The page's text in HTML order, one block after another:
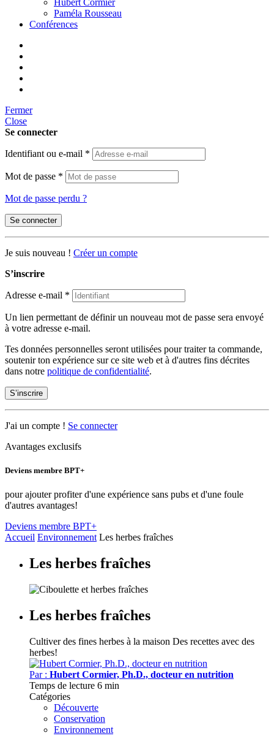
Hubert Cormier
Paméla Rousseau
Conférences
Fermer
Close
Se connecter
Identifiant ou e-mail *
Mot de passe *
Mot de passe perdu ?
Se connecter
Je suis nouveau ! Créer un compte
S’inscrire
Adresse e-mail *
Un lien permettant de définir un nouveau mot de passe sera envoyé
à votre adresse e-mail.
Tes données personnelles seront utilisées pour traiter ta commande,
soutenir ton expérience sur ce site web et à d'autres fins décrites
dans notre politique de confidentialité.
S’inscrire
J'ai un compte ! Se connecter
Avantages exclusifs
Deviens membre BPT+
pour ajouter profiter d'une expérience sans pubs et d'une foule
d'autres avantages!
Deviens membre BPT+
Accueil Environnement Les herbes fraîches
Les herbes fraîches
Les herbes fraîches
Cultiver des fines herbes à la maison Des recettes avec des
herbes!
Par : Hubert Cormier, Ph.D., docteur en nutrition
Temps de lecture 6 min
Catégories
Découverte
Conservation
Environnement